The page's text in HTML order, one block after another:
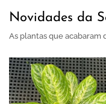
Novidades da
As plantas que acabaram